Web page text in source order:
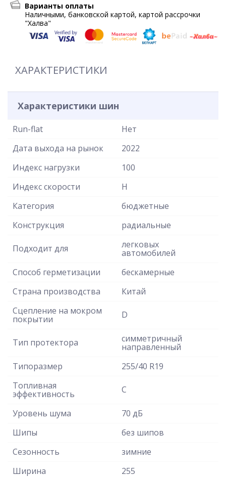
Варианты оплаты
Наличными, банковской картой, картой рассрочки
"Халва"
ХАРАКТЕРИСТИКИ
Характеристики шин
Run-flat
Нет
Дата выхода на рынок
2022
Индекс нагрузки
100
Индекс скорости
H
Категория
бюджетные
Конструкция
радиальные
Подходит для легковых
автомобилей
Способ герметизации
бескамерные
Страна производства
Китай
Сцепление на мокром
покрытии D
Тип протектора симметричный
направленный
Типоразмер
255/40 R19
Топливная
эффективность C
Уровень шума
70 дБ
Шипы
без шипов
Сезонность
зимние
Ширина
255